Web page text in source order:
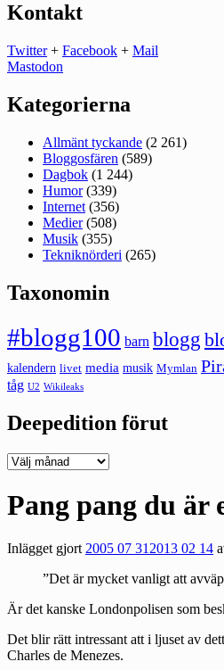
Kontakt
Twitter+ Facebook + Mail
Mastodon
Kategorierna
Allmänt tyckande (2 261)
Bloggosfären (589)
Dagbok (1 244)
Humor(339)
Internet (356)
Medier(508)
Musik (355)
Tekniknörderi (265)
Taxonomin
#blogg100 barn blogg
kalendern livet media musik Mymlan
tåg U2 Wikileaks
Deepedition förut
Deepedition
Pang pang du är
Inlägget gjort2005 07 312013 02 14
”Det är mycket vanligt att
Är det kanske Londonpolisen som
Det blir rätt intressant att i ljuset av
Charles de Menezes.